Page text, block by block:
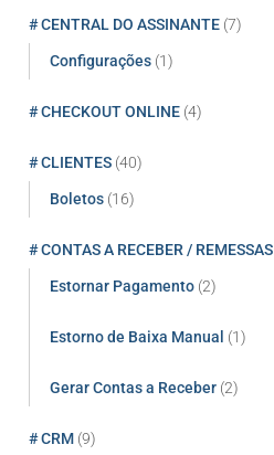
# CENTRAL DO ASSINANTE (7)
Configurações (1)
# CHECKOUT ONLINE (4)
# CLIENTES (40)
Boletos (16)
# CONTAS A RECEBER / REMESSAS
Estornar Pagamento (2)
Estorno de Baixa Manual (1)
Gerar Contas a Receber (2)
# CRM (9)